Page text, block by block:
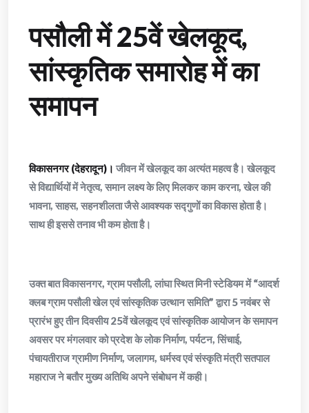
पसौली में 25वें खेलकूद,
सांस्कृतिक समारोह में का
समापन
विकासनगर (देहरादून)। जीवन में खेलकूद का अत्यंत महत्व है। खेलकूद
से विद्यार्थियों में नेतृत्व, समान लक्ष्य के लिए मिलकर काम करना, खेल की
भावना, साहस, सहनशीलता जैसे आवश्यक सद्गुणों का विकास होता है।
साथ ही इससे तनाव भी कम होता है।
उक्त बात विकासनगर, ग्राम पसौली,‌ लांघा स्थित मिनी स्टेडियम में “आदर्श
क्लब ग्राम पसौली खेल एवं सांस्कृतिक उत्थान समिति” द्वारा 5 नवंबर से
प्रारंभ हुए तीन दिवसीय 25वें खेलकूद एवं सांस्कृतिक आयोजन के समापन
अवसर पर मंगलवार को प्रदेश के लोक निर्माण, पर्यटन, सिंचाई,
पंचायतीराज ग्रामीण निर्माण, जलागम, धर्मस्व एवं संस्कृति मंत्री सतपाल
महाराज ने बतौर मुख्य अतिथि अपने संबोधन में कही।